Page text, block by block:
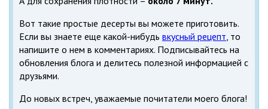
Вот такие простые десерты вы можете приготовить.
Если вы знаете еще какой-нибудь вкусный рецепт , то
напишите о нем в комментариях. Подписывайтесь на
обновления блога и делитесь полезной информацией с
друзьями.
До новых встреч, уважаемые почитатели моего блога!